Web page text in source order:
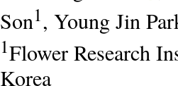
Son1, Young Jin
1Flower Research
Korea